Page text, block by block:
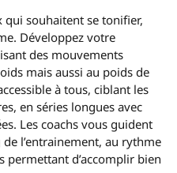
qui souhaitent se tonifier,
Développez votre
des mouvements
mais aussi au poids de
à tous, ciblant les
en séries longues avec
Les coachs vous guident
l’entrainement, au rythme
permettant d’accomplir bien